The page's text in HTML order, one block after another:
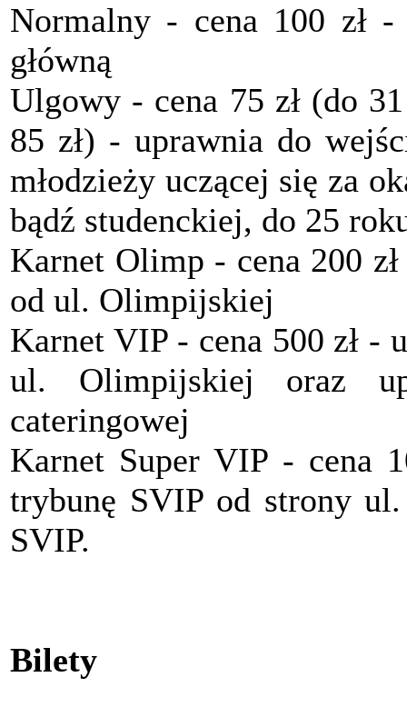
Normalny - cena 100 zł
główną
Ulgowy - cena 75 zł (do
85 zł) - uprawnia do
młodzieży uczącej się za
bądź studenckiej, do 25
Karnet Olimp - cena 200
od ul. Olimpijskiej
Karnet VIP - cena 500 zł -
ul. Olimpijskiej oraz
cateringowej
Karnet Super VIP - cena
trybunę SVIP od strony
SVIP.
Bilety